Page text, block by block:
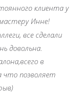
клиента у
Инне!
все сделали
довольна.
в
что позволяет